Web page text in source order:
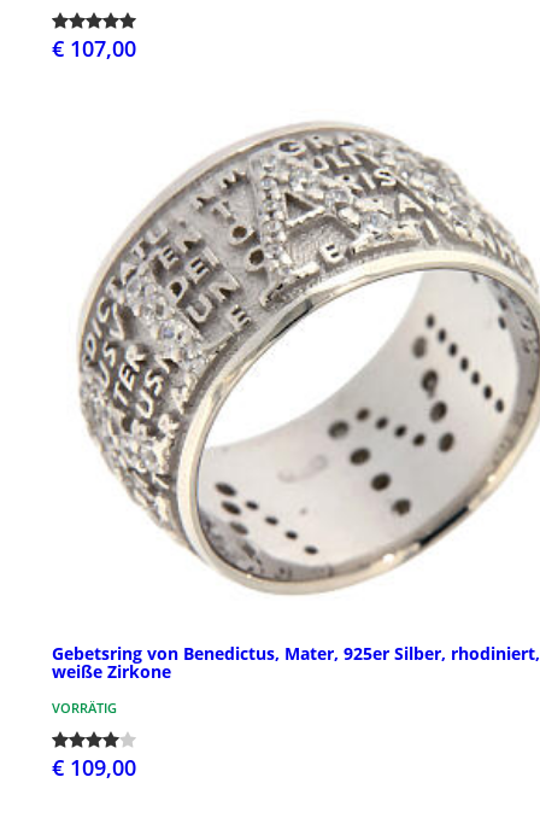
€ 107,00
Gebetsring von Benedictus, Mater, 925er Silber, rhodiniert,
weiße Zirkone
VORRÄTIG
€ 109,00